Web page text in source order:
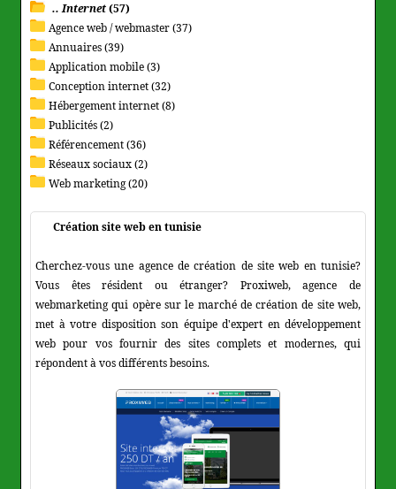
.. Internet(57)
Agence web / webmaster (37)
Annuaires (39)
Application mobile (3)
Conception internet (32)
Hébergement internet (8)
Publicités (2)
Référencement (36)
Réseaux sociaux (2)
Web marketing (20)
Création site web en tunisie
Cherchez-vous une agence de création de site web en tunisie?
Vous êtes résident ou étranger? Proxiweb, agence de
webmarketing qui opère sur le marché de création de site web,
met à votre disposition son équipe d'expert en développement
web pour vos fournir des sites complets et modernes, qui
répondent à vos différents besoins.